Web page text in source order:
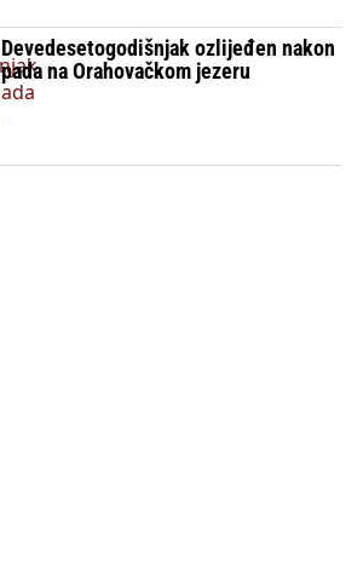
Devedesetogodišnjak ozlijeđen nakon
pada na Orahovačkom jezeru